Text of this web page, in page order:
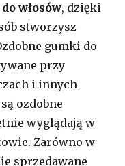
włosów, dzięki
stworzysz
gumki do
przy
i innych
ozdobne
wyglądają w
Zarówno w
sprzedawane